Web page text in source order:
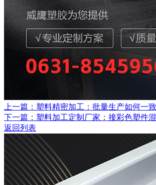
上一篇：塑料精密加工：批量生产如何一
下一篇：塑料加工定制厂家：接彩色塑件
返回列表